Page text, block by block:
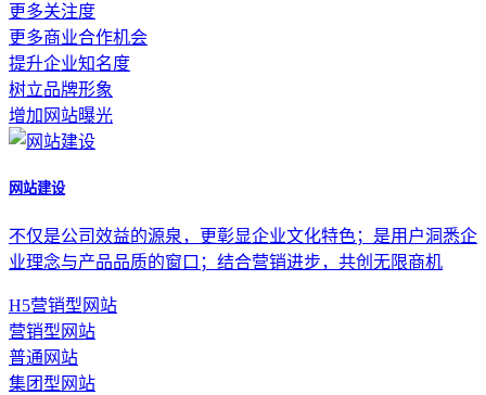
更多关注度
更多商业合作机会
提升企业知名度
树立品牌形象
增加网站曝光
网站建设
不仅是公司效益的源泉，更彰显企业文化特色；是用户洞悉企
业理念与产品品质的窗口；结合营销进步，共创无限商机
H5营销型网站
营销型网站
普通网站
集团型网站